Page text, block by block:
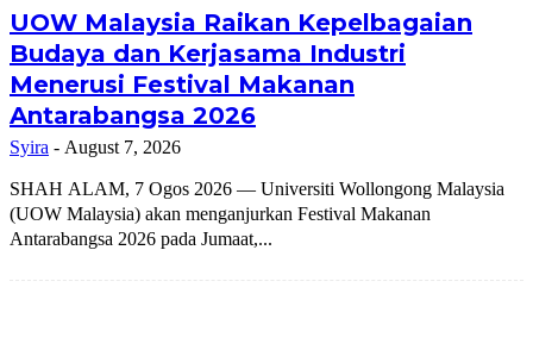
UOW Malaysia Raikan Kepelbagaian
Budaya dan Kerjasama Industri
Menerusi Festival Makanan
Antarabangsa 2026
Syira - August 7, 2026
SHAH ALAM, 7 Ogos 2026 — Universiti Wollongong Malaysia
(UOW Malaysia) akan menganjurkan Festival Makanan
Antarabangsa 2026 pada Jumaat,...